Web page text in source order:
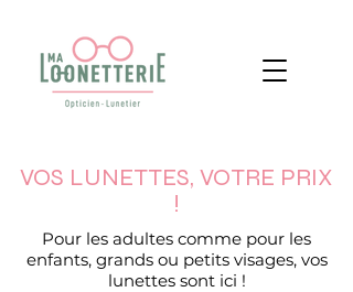
VOS LUNETTES, VOTRE PRIX
!
Pour les adultes comme pour les
enfants, grands ou petits visages, vos
lunettes sont ici !